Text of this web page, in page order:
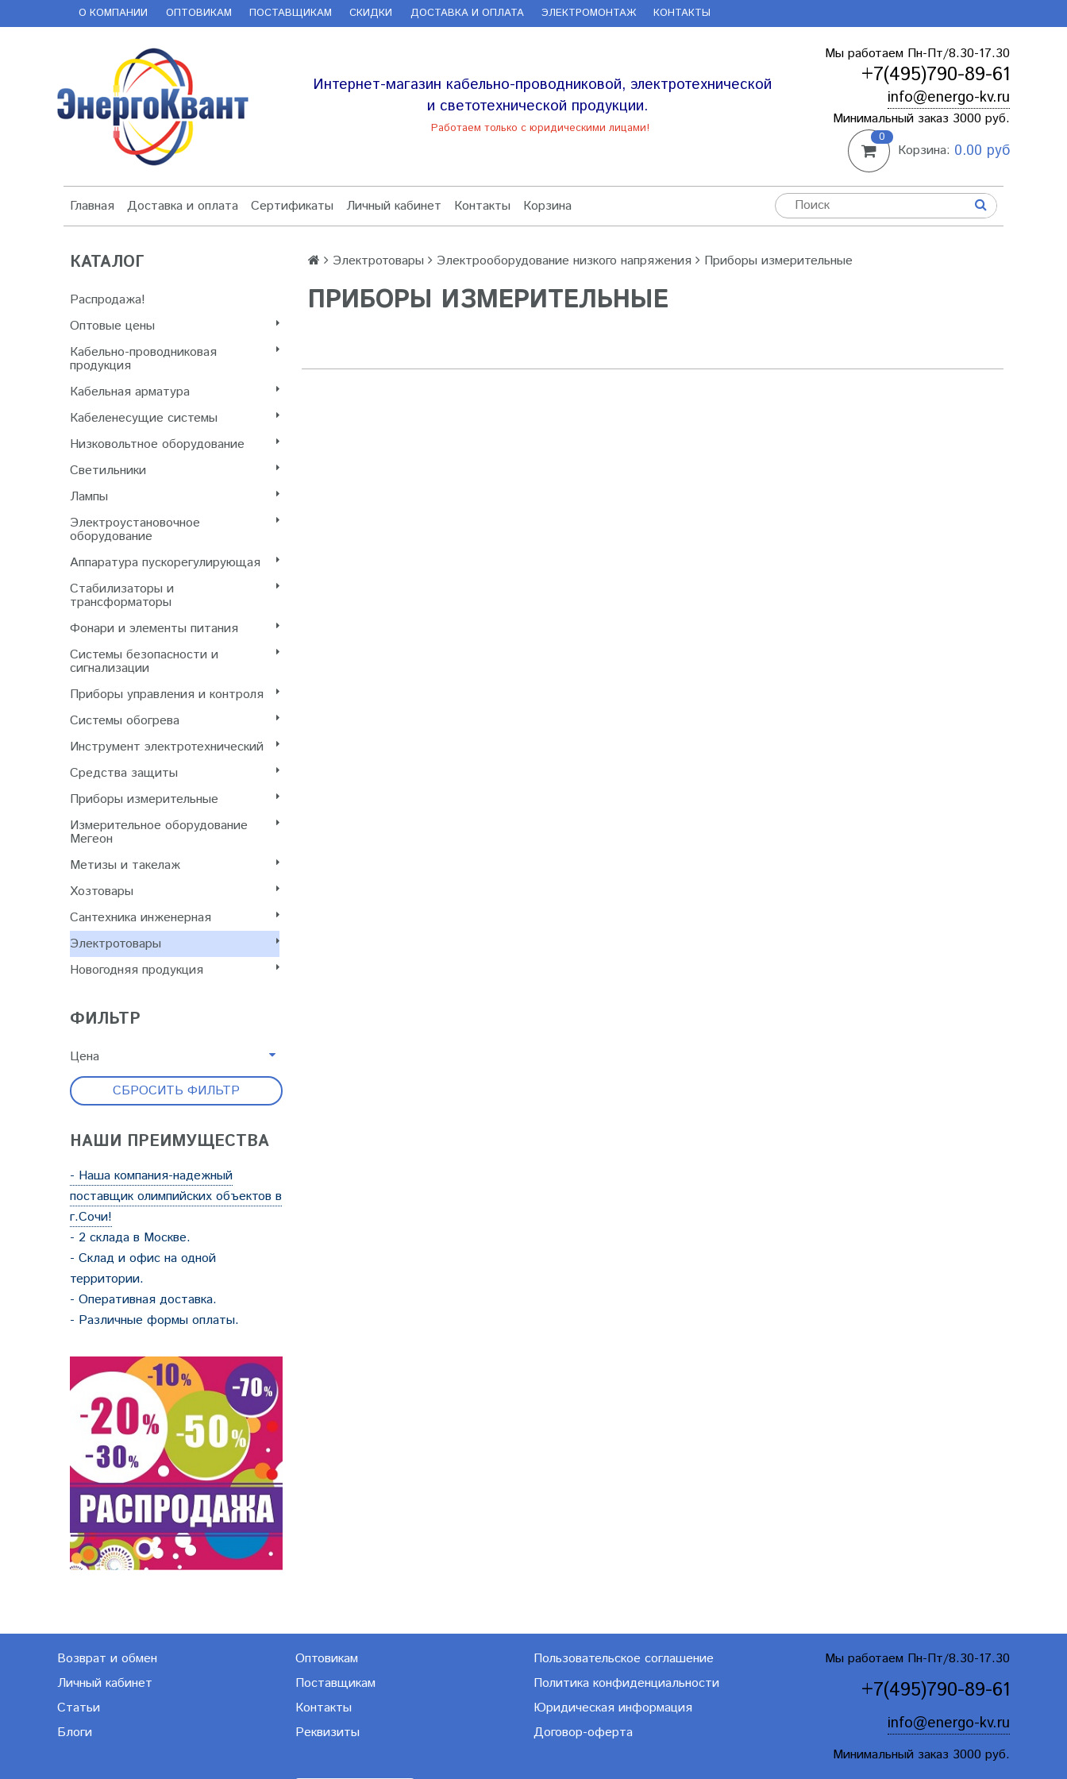
О КОМПАНИИ ОПТОВИКАМ ПОСТАВЩИКАМ СКИДКИ ДОСТАВКА И ОПЛАТА ЭЛЕКТРОМОНТАЖ КОНТАКТЫ
Интернет-магазин кабельно-проводниковой, электротехнической
и светотехнической продукции.
Работаем только с юридическими лицами!
Мы работаем Пн-Пт/8.30-17.30
+7(495)790-89-61
info@energo-kv.ru
Минимальный заказ 3000 руб.
0
Корзина: 0.00 руб
Главная Доставка и оплата Сертификаты Личный кабинет Контакты Корзина
КАТАЛОГ
Распродажа!
Оптовые цены
Кабельно-проводниковая
продукция
Кабельная арматура
Кабеленесущие системы
Низковольтное оборудование
Светильники
Лампы
Электроустановочное
оборудование
Аппаратура пускорегулирующая
Стабилизаторы и
трансформаторы
Фонари и элементы питания
Системы безопасности и
сигнализации
Приборы управления и контроля
Системы обогрева
Инструмент электротехнический
Cредства защиты
Приборы измерительные
Измерительное оборудование
Мегеон
Метизы и такелаж
Хозтовары
Сантехника инженерная
Электротовары
Новогодняя продукция
ФИЛЬТР
Цена
СБРОСИТЬ ФИЛЬТР
НАШИ ПРЕИМУЩЕСТВА
- Наша компания-надежный
поставщик олимпийских объектов в
г.Сочи!
- 2 склада в Москве.
- Склад и офис на одной
территории.
- Оперативная доставка.
- Различные формы оплаты.
Электротовары Электрооборудование низкого напряжения Приборы измерительные
ПРИБОРЫ ИЗМЕРИТЕЛЬНЫЕ
Возврат и обмен
Личный кабинет
Статьи
Блоги
Оптовикам
Поставщикам
Контакты
Реквизиты
Пользовательское соглашение
Политика конфиденциальности
Юридическая информация
Договор-оферта
Мы работаем Пн-Пт/8.30-17.30
+7(495)790-89-61
info@energo-kv.ru
Минимальный заказ 3000 руб.